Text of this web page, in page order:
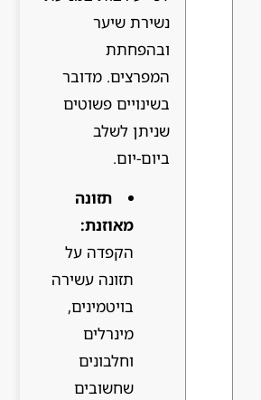
נשירת שיער
ובהפחתת
המפרצים. מדובר
בשינויים פשוטים
שניתן לשלב
ביום-יום.
תזונה
מאוזנת:
הקפדה על
תזונה עשירה
בויטמינים,
מינרלים
וחלבונים
שחשובים